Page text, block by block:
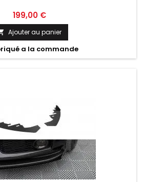
Prix
199,00 €
Ajouter au panier
a la commande